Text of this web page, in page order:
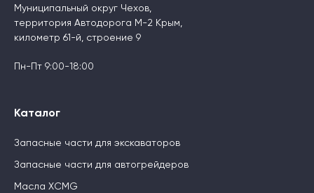
Муниципальный округ Чехов,
территория Автодорога М-2 Крым,
километр 61-й, строение 9
Пн-Пт 9:00-18:00
Каталог
Запасные части для экскаваторов
Запасные части для автогрейдеров
Масла XCMG